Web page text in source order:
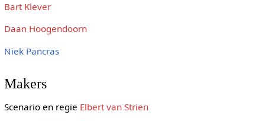
Bart Klever
Daan Hoogendoorn
Niek Pancras
Makers
Scenario en regie Elbert van Strien